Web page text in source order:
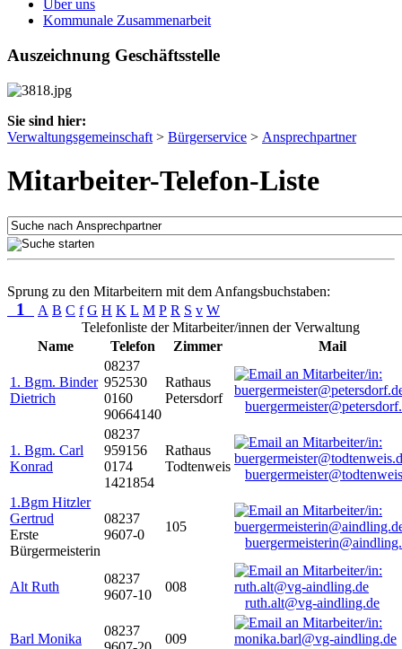
Über uns
Kommunale Zusammenarbeit
Auszeichnung Geschäftsstelle
Sie sind hier:
Verwaltungsgemeinschaft > Bürgerservice > Ansprechpartner
Mitarbeiter-Telefon-Liste
Sprung zu den Mitarbeitern mit dem Anfangsbuchstaben:
1 A B C f G H K L M P R S v W
Telefonliste der Mitarbeiter/innen der Verwaltung
Name
Telefon Zimmer Mail
1. Bgm. Binder
Dietrich
08237
952530
0160
90664140
Rathaus
Petersdorf
1. Bgm. Carl
Konrad
08237
959156
0174
1421854
Rathaus
Todtenweis
1.Bgm Hitzler
Gertrud
Erste
Bürgermeisterin
08237
9607-0
105
Alt Ruth
08237
9607-10
008
ruth.alt@vg-aindling.de
Barl Monika
08237
009